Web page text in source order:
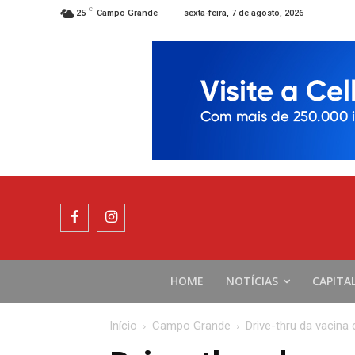
25 C Campo Grande sexta-feira, 7 de agosto, 2026
HOME NOTÍCIAS
Início Campo Grande Drive-thru da